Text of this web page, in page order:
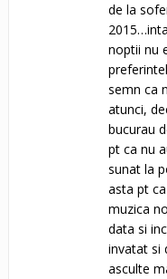
de la
noptii nu
semn ca
atunci,
bucurau
pt ca nu
sunat la
asta pt
muzica
data si
invatat si
asculte